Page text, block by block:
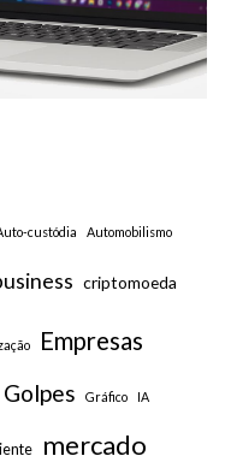
custódia Automobilismo
criptomoeda
Empresas
Golpes Gráfico IA
mercado